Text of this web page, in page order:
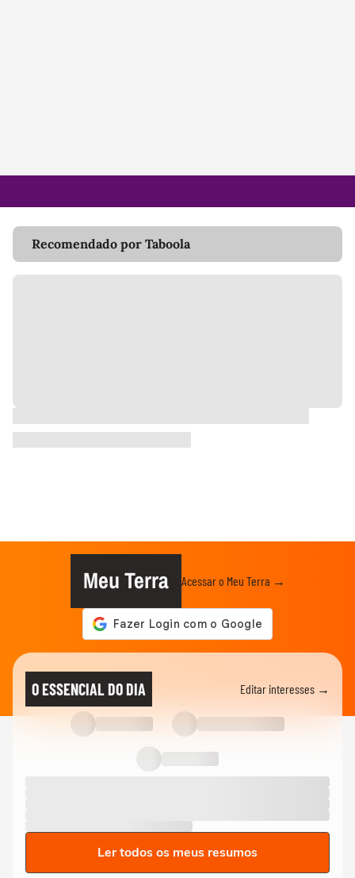
Recomendado por Taboola
Meu Terra Acessar o Meu Terra →
O ESSENCIAL DO DIA Editar interesses →
Ler todos os meus resumos